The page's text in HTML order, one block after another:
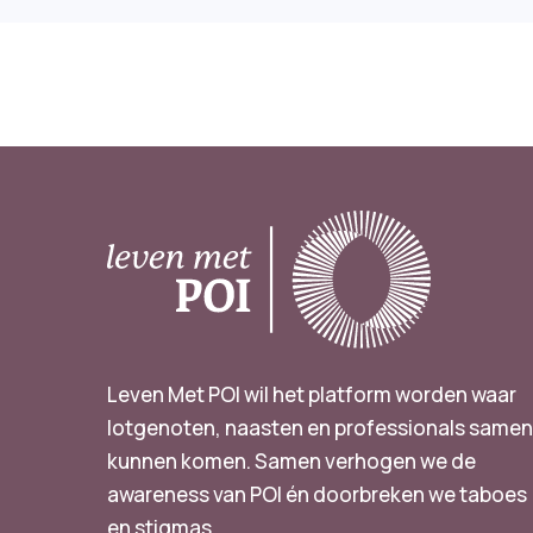
Leven Met POI wil het platform worden waar
lotgenoten, naasten en professionals samen
kunnen komen. Samen verhogen we de
awareness van POI én doorbreken we taboes